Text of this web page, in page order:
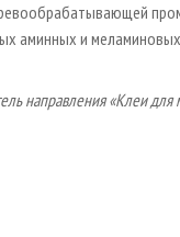
аминных и
направления «Клеи